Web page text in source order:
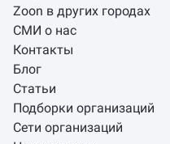
Zoon в других городах
СМИ о нас
Контакты
Блог
Статьи
Подборки организаций
Сети организаций